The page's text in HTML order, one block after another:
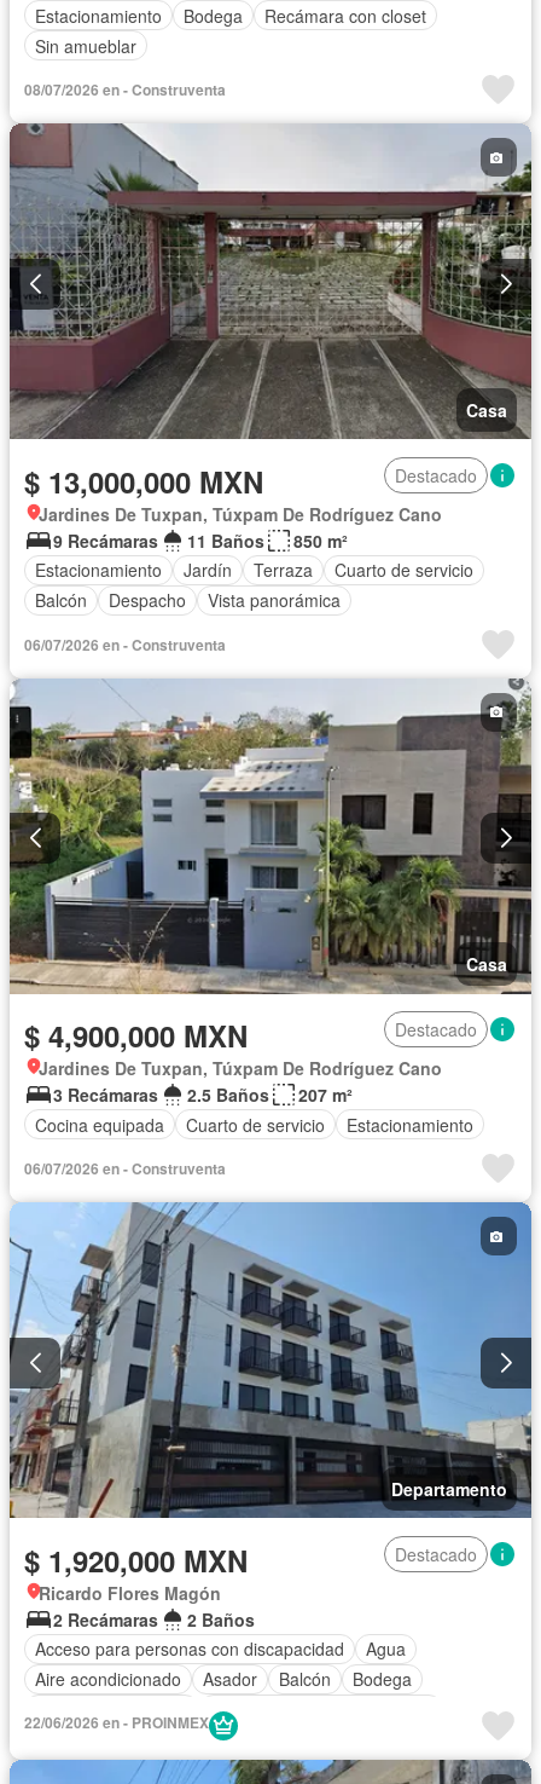
Estacionamiento
Bodega
Recámara con closet
Sin amueblar
08/07/2026 en - Construventa
Casa
$ 13,000,000 MXN
Destacado
Jardines De Tuxpan, Túxpam De Rodríguez Cano
9 Recámaras
11 Baños
850 m²
Estacionamiento
Jardín Terraza
Cuarto de servicio
Balcón
Despacho Vista panorámica
06/07/2026 en - Construventa
Casa
$ 4,900,000 MXN
Destacado
Jardines De Tuxpan, Túxpam De Rodríguez Cano
3 Recámaras
2.5 Baños
207 m²
Cocina equipada
Cuarto de servicio Estacionamiento
06/07/2026 en - Construventa
Departamento
$ 1,920,000 MXN
Destacado
Ricardo Flores Magón
2 Recámaras
2 Baños
Acceso para personas con discapacidad
Agua
Aire acondicionado
Asador Balcón
Bodega
Circuito cerrado de televisión
Cocina integral
Cuarto de servicio
Electricidad
Estacionamiento
22/06/2026 en - PROINMEX